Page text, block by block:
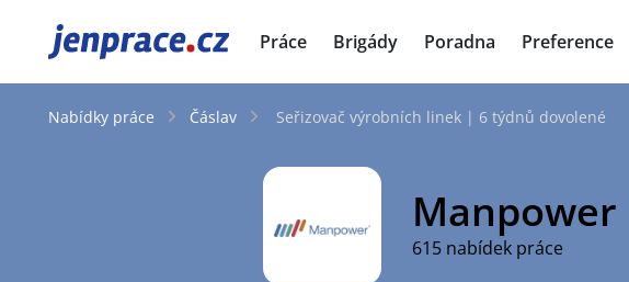
JenPráce.cz Práce Brigády Poradna Preference
Nabídky práce Čáslav Seřizovač výrobních linek | 6 týdnů dovolené
Manpower
615 nabídek práce